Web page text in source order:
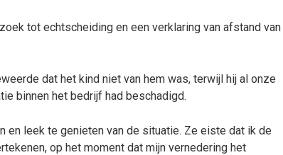
tot echtscheiding en een verklaring van afstand van
dat het kind niet van hem was, terwijl hij al onze
binnen het bedrijf had beschadigd.
en leek te genieten van de situatie. Ze eiste dat ik de
op het moment dat mijn vernedering het